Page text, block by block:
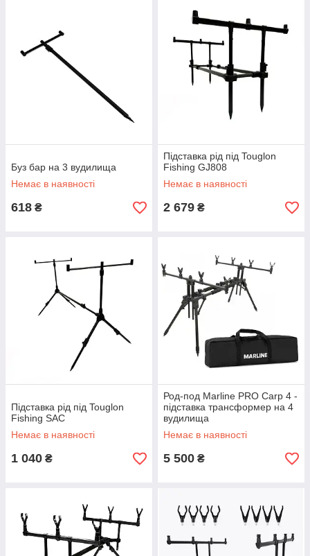
Буз бар на 3 вудилища
Немає в наявності
618 ₴
Підставка рід під Touglon
Fishing GJ808
Немає в наявності
2 679 ₴
Підставка рід під Touglon
Fishing SAC
Немає в наявності
1 040 ₴
Род-под Marline PRO Carp 4 -
підставка трансформер на 4
вудилища
Немає в наявності
5 500 ₴